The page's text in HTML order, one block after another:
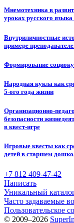
Мнемотехника в
уроках русского языка
Внутриличностные
примере
Формирование
Народная кукла как
5-ого года жизни
Организационно-
безопасности
в квест-игре
Игровые квесты как
детей в старшем
+7 812 409-47-42
Написать
Уникальный
Часто задаваемые
Пользовательское
© 2009–2026